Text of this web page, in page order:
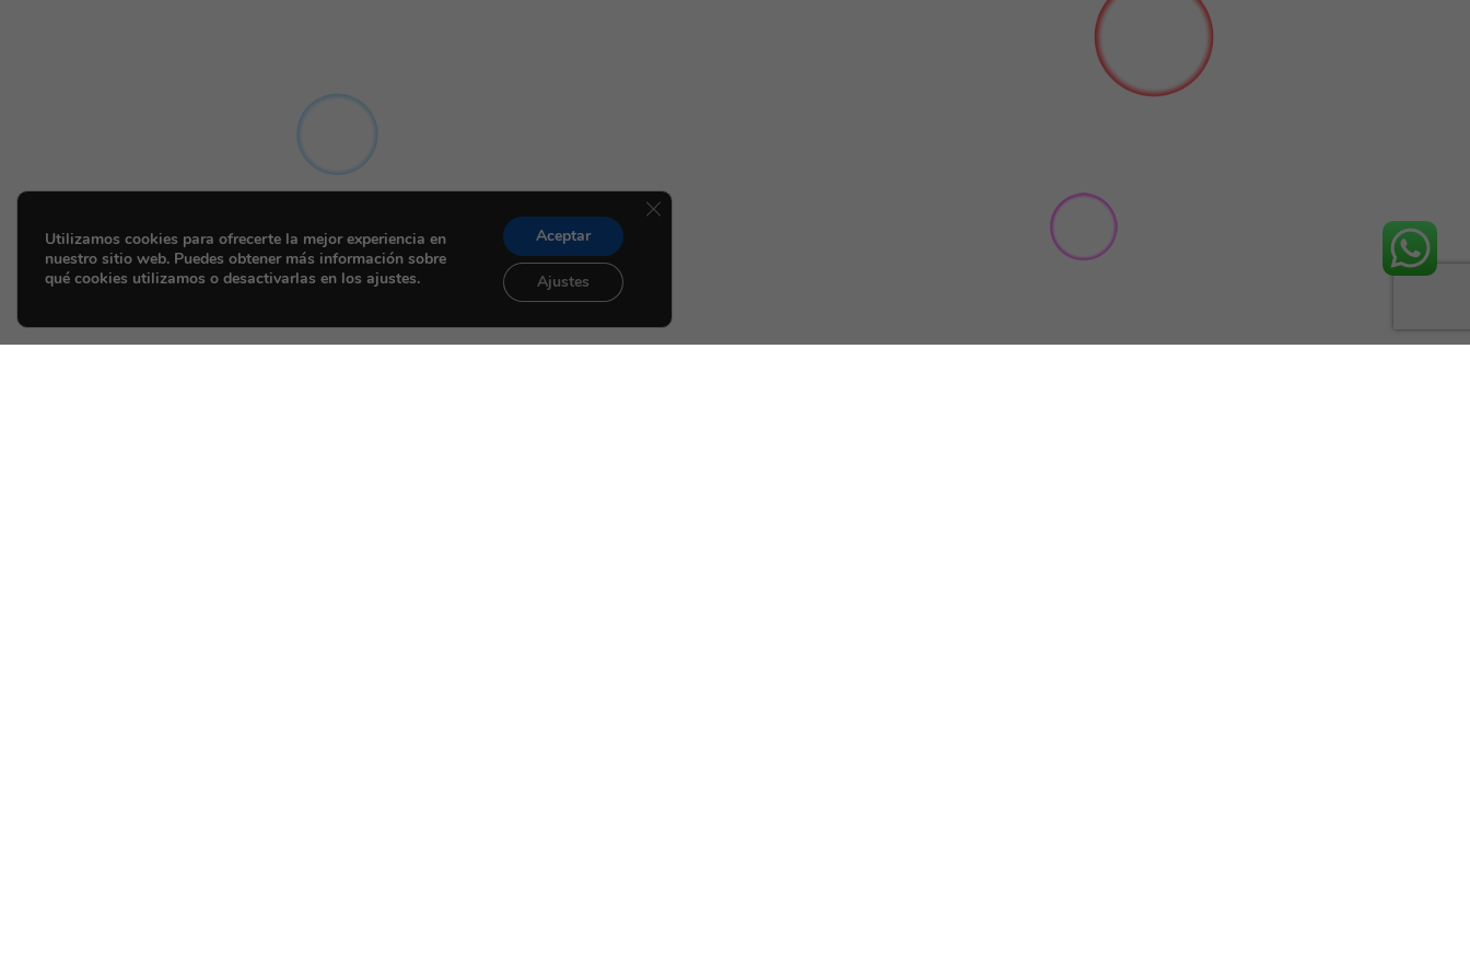
Utilizamos cookies para ofrecerte la mejor experiencia en
nuestro sitio web. Puedes obtener más información sobre
qué cookies utilizamos o desactivarlas en los ajustes.
Aceptar
Ajustes
Cerrar el banner de cookies RGPD